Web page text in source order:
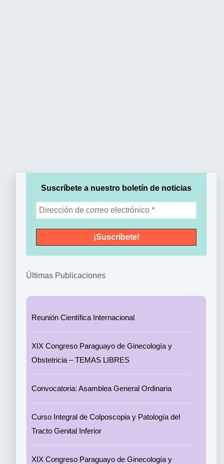
Suscríbete a nuestro boletín de noticias
Últimas Publicaciones
Reunión Científica Internacional
XIX Congreso Paraguayo de Ginecología y
Obstetricia – TEMAS LIBRES
Convocatoria: Asamblea General Ordinaria
Curso Integral de Colposcopia y Patología del
Tracto Genital Inferior
XIX Congreso Paraguayo de Ginecología y